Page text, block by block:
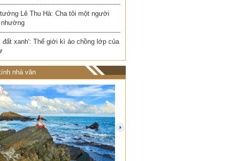
Lê Thu Hà: Cha tôi một người
nhường
đất xanh': Thế giới kì ảo chồng lớp của
nhà văn
next